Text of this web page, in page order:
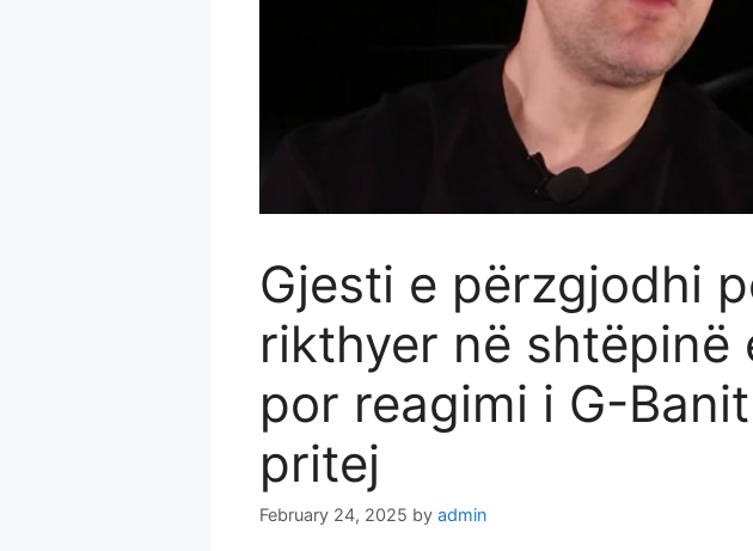
Gjesti e përzgjodhi
rikthyer në shtëpinë
por reagimi i G-
pritej
February 24, 2025 by admin